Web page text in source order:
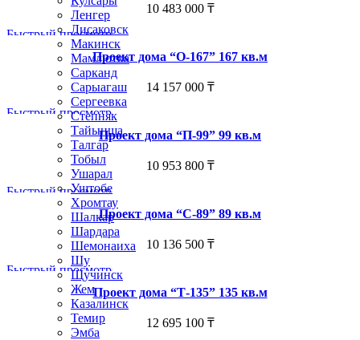
Ленгер
Лисаковск
Макинск
Мамлютка
Сарканд
Сарыагаш
Сергеевка
Степняк
Тайынша
Талгар
Тобыл
Ушарал
Уштобе
Хромтау
Шалкар
Шардара
Шемонаиха
Шу
Щучинск
Жем
Казалинск
Темир
Эмба
10 483 000 ₸
Быстрый просмотр
Проект дома “О-167” 167 кв.м
14 157 000 ₸
Быстрый просмотр
Проект дома “П-99” 99 кв.м
10 953 800 ₸
Быстрый просмотр
Проект дома “С-89” 89 кв.м
10 136 500 ₸
Быстрый просмотр
Проект дома “Т-135” 135 кв.м
12 695 100 ₸